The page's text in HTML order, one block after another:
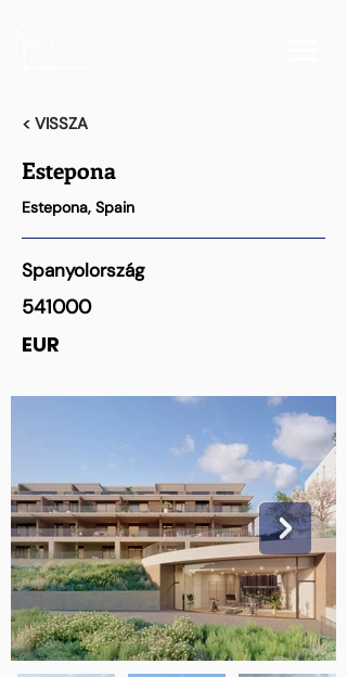
< VISSZA
Estepona
Estepona, Spain
Spanyolország
541000
EUR